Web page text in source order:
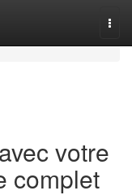
votre
complet